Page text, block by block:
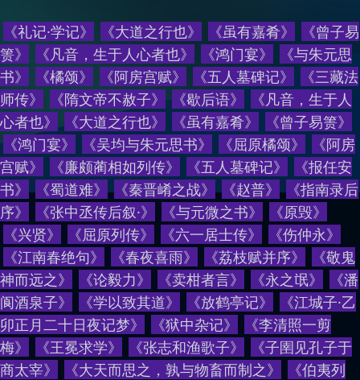
《礼记·学记》 《大道之行也》 《虽有嘉肴》
《曾子易
箦》
《凡音，生于人心者也》 《鸿门宴》
《与朱元思
书》
《橘颂》 《阿房宫赋》 《五人墓碑记》
《三藏法
师传》
《隋文帝不赦子》 《歇后语》 《凡音，生于人
心者也》 《大道之行也》 《虽有嘉肴》 《曾子易箦》
《鸿门宴》 《吴均与朱元思书》 《屈原橘颂》 《阿房
宫赋》 《廉颇蔺相如列传》 《五人墓碑记》 《报任安
书》 《蜀道难》 《秦晋崤之战》 《赵普》 《指南录后
序》 《张中丞传后叙·》 《与元微之书》 《原毁》
《兴贤》 《屈原列传》 《六一居士传》 《伤仲永》
《江南春绝句》 《春夜喜雨》 《荔枝赋并序》 《敬鬼
神而远之》 《论毅力》 《卖柑者言》 《永之氓》 《潘
阆酒泉子》 《学以致其道》 《放鹤亭记》 《江城子·乙
卯正月二十日夜记梦》 《狱中杂记》 《李清照一剪
梅》 《王冕求学》 《张志和渔歌子》 《子圉见孔子于
商太宰》 《大天而思之，孰与物畜而制之》 《伯夷列